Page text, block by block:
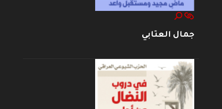
جمال العتابي